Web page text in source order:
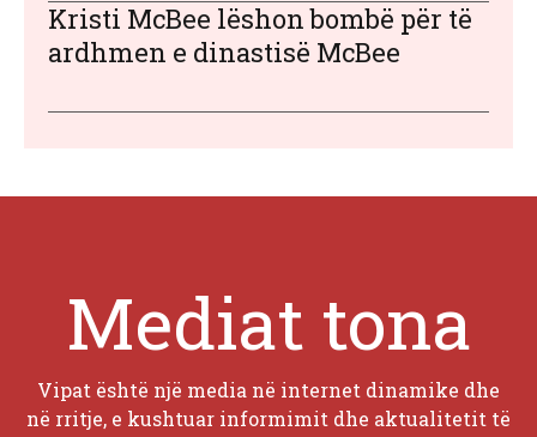
Kristi McBee lëshon bombë për të
ardhmen e dinastisë McBee
Mediat tona
Vipat është një media në internet dinamike dhe
në rritje, e kushtuar informimit dhe aktualitetit të